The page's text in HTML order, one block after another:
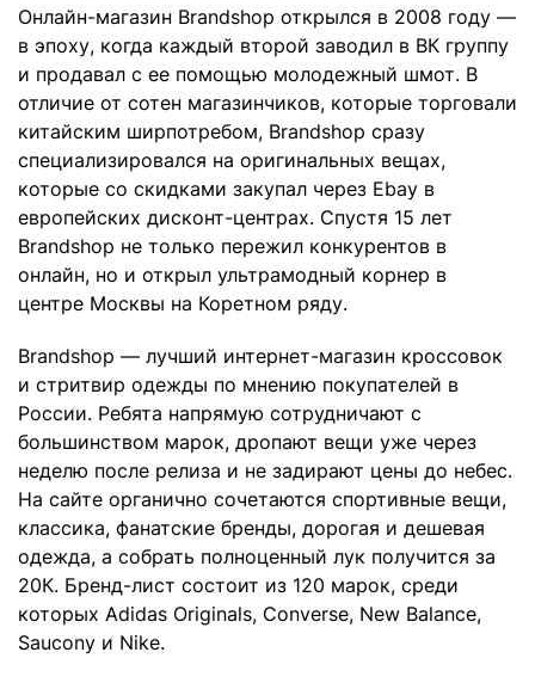
Онлайн-магазин Brandshop открылся в 2008 году —
в эпоху, когда каждый второй заводил в ВК группу
и продавал с ее помощью молодежный шмот. В
отличие от сотен магазинчиков, которые торговали
китайским ширпотребом, Brandshop сразу
специализировался на оригинальных вещах,
которые со скидками закупал через Ebay в
европейских дисконт-центрах. Спустя 15 лет
Brandshop не только пережил конкурентов в
онлайн, но и открыл ультрамодный корнер в
центре Москвы на Коретном ряду.
Brandshop — лучший интернет-магазин кроссовок
и стритвир одежды по мнению покупателей в
России. Ребята напрямую сотрудничают с
большинством марок, дропают вещи уже через
неделю после релиза и не задирают цены до небес.
На сайте органично сочетаются спортивные вещи,
классика, фанатские бренды, дорогая и дешевая
одежда, а собрать полноценный лук получится за
20К. Бренд-лист состоит из 120 марок, среди
которых Adidas Originals, Converse, New Balance,
Saucony и Nike.